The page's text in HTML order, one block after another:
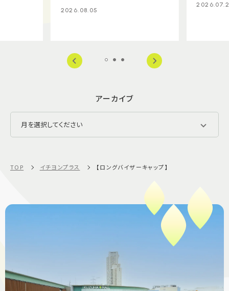
2026.08.05
アーカイブ
TOP イチヨンプラス 【ロングバイザーキャップ】